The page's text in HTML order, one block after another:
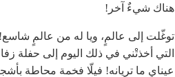
هناك شيءٌ آخر!
توغّلت إلى عالمٍ، ويا له من عالمٍ
التي أخذتْني في ذلك اليوم إلى
عيناي ما تريانه! فيلّا فخمة محاطة